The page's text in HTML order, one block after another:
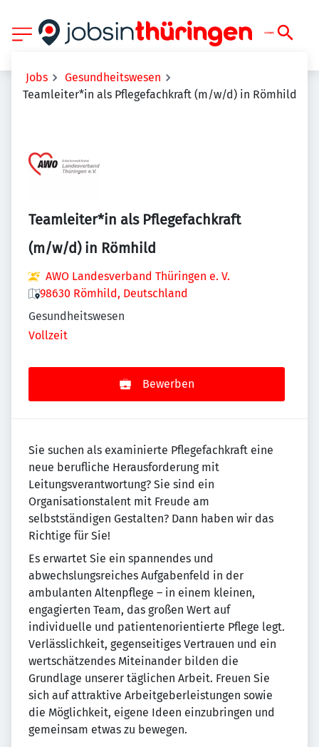
Jobs
Gesundheitswesen
Teamleiter*in als Pflegefachkraft (m/w/d) in Römhild
Teamleiter*in als Pflegefachkraft
(m/w/d) in Römhild
AWO Landesverband Thüringen e. V.
98630 Römhild, Deutschland
Gesundheitswesen
Vollzeit
Bewerben
Sie suchen als examinierte Pflegefachkraft eine
neue berufliche Herausforderung mit
Leitungsverantwortung? Sie sind ein
Organisationstalent mit Freude am
selbstständigen Gestalten? Dann haben wir das
Richtige für Sie!
Es erwartet Sie ein spannendes und
abwechslungsreiches Aufgabenfeld in der
ambulanten Altenpflege – in einem kleinen,
engagierten Team, das großen Wert auf
individuelle und patientenorientierte Pflege legt.
Verlässlichkeit, gegenseitiges Vertrauen und ein
wertschätzendes Miteinander bilden die
Grundlage unserer täglichen Arbeit. Freuen Sie
sich auf attraktive Arbeitgeberleistungen sowie
die Möglichkeit, eigene Ideen einzubringen und
gemeinsam etwas zu bewegen.